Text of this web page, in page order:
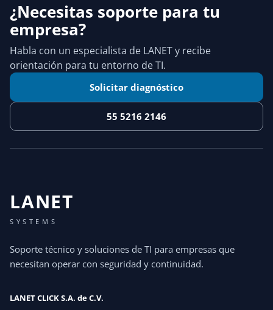
¿Necesitas soporte para tu
empresa?
Habla con un especialista de LANET y recibe
orientación para tu entorno de TI.
Solicitar diagnóstico
55 5216 2146
LANET
SYSTEMS
Soporte técnico y soluciones de TI para empresas que
necesitan operar con seguridad y continuidad.
LANET CLICK S.A. de C.V.